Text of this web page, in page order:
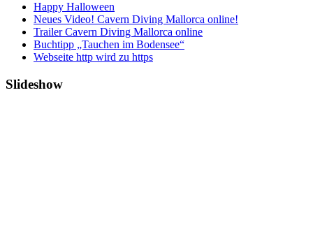
Happy Halloween
Neues Video! Cavern Diving Mallorca online!
Trailer Cavern Diving Mallorca online
Buchtipp „Tauchen im Bodensee“
Webseite http wird zu https
Slideshow